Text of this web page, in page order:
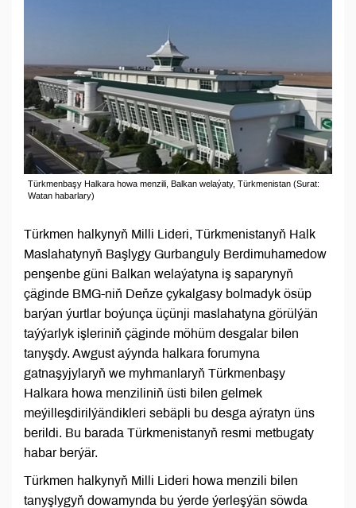
Türkmenbaşy Halkara howa menzili, Balkan welaýaty, Türkmenistan (Surat:
Watan habarlary)
Türkmen halkynyň Milli Lideri, Türkmenistanyň Halk
Maslahatynyň Başlygy Gurbanguly Berdimuhamedow
penşenbe güni Balkan welaýatyna iş saparynyň
çäginde BMG-niň Deňze çykalgasy bolmadyk ösüp
barýan ýurtlar boýunça üçünji maslahatyna görülýän
taýýarlyk işleriniň çäginde möhüm desgalar bilen
tanyşdy. Awgust aýynda halkara forumyna
gatnaşyjylaryň we myhmanlaryň Türkmenbaşy
Halkara howa menziliniň üsti bilen gelmek
meýilleşdirilýändikleri sebäpli bu desga aýratyn üns
berildi. Bu barada Türkmenistanyň resmi metbugaty
habar berýär.
Türkmen halkynyň Milli Lideri howa menzili bilen
tanyşlygyň dowamynda bu ýerde ýerleşýän söwda